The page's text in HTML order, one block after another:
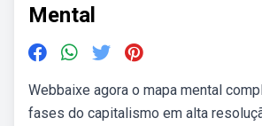
Mental
Webbaixe agora o mapa mental
fases do capitalismo em alta